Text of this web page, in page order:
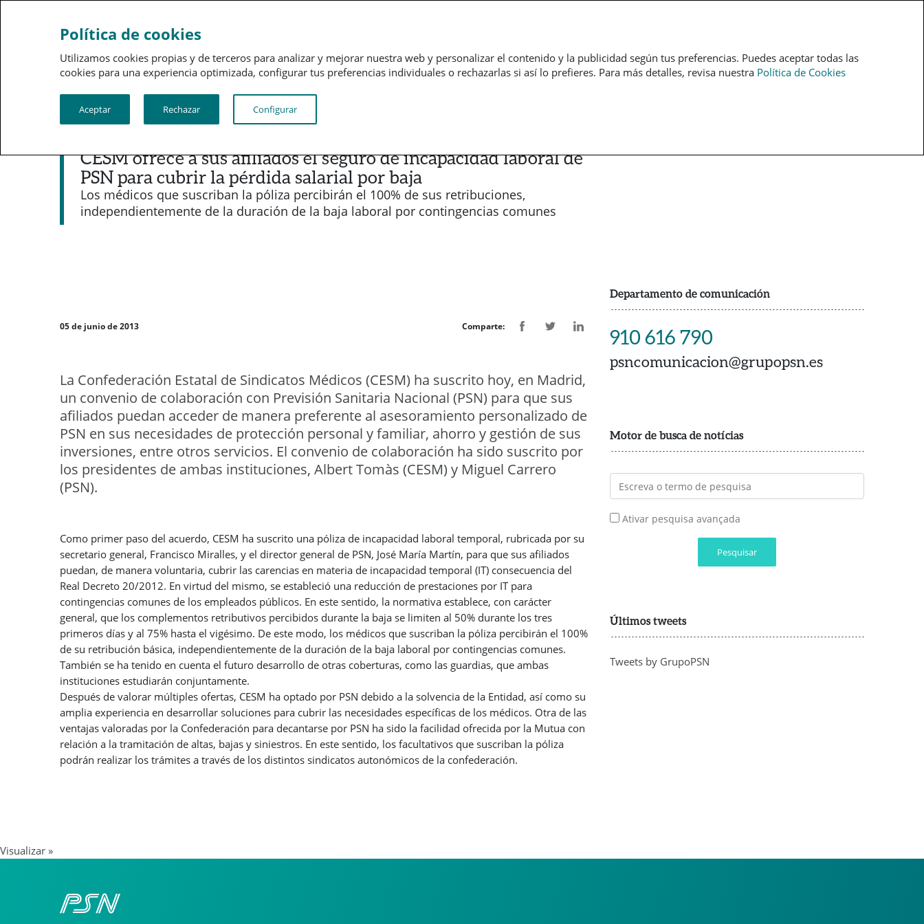
Sobre a PSN
CESM ofrece a sus afiliados el seguro de incapacidad laboral de
PSN para cubrir la pérdida salarial por baja
Los médicos que suscriban la póliza percibirán el 100% de sus retribuciones,
independientemente de la duración de la baja laboral por contingencias comunes
05 de junio de 2013 Comparte:
La Confederación Estatal de Sindicatos Médicos (CESM) ha suscrito hoy, en Madrid,
un convenio de colaboración con Previsión Sanitaria Nacional (PSN) para que sus
afiliados puedan acceder de manera preferente al asesoramiento personalizado de
PSN en sus necesidades de protección personal y familiar, ahorro y gestión de sus
inversiones, entre otros servicios. El convenio de colaboración ha sido suscrito por
los presidentes de ambas instituciones, Albert Tomàs (CESM) y Miguel Carrero
(PSN).
Como primer paso del acuerdo, CESM ha suscrito una póliza de incapacidad laboral temporal, rubricada por su
secretario general, Francisco Miralles, y el director general de PSN, José María Martín, para que sus afiliados
puedan, de manera voluntaria, cubrir las carencias en materia de incapacidad temporal (IT) consecuencia del
Real Decreto 20/2012. En virtud del mismo, se estableció una reducción de prestaciones por IT para
contingencias comunes de los empleados públicos. En este sentido, la normativa establece, con carácter
general, que los complementos retributivos percibidos durante la baja se limiten al 50% durante los tres
primeros días y al 75% hasta el vigésimo. De este modo, los médicos que suscriban la póliza percibirán el 100%
de su retribución básica, independientemente de la duración de la baja laboral por contingencias comunes.
También se ha tenido en cuenta el futuro desarrollo de otras coberturas, como las guardias, que ambas
instituciones estudiarán conjuntamente.
Después de valorar múltiples ofertas, CESM ha optado por PSN debido a la solvencia de la Entidad, así como su
amplia experiencia en desarrollar soluciones para cubrir las necesidades específicas de los médicos. Otra de las
ventajas valoradas por la Confederación para decantarse por PSN ha sido la facilidad ofrecida por la Mutua con
relación a la tramitación de altas, bajas y siniestros. En este sentido, los facultativos que suscriban la póliza
podrán realizar los trámites a través de los distintos sindicatos autonómicos de la confederación.
Departamento de comunicación
910 616 790
psncomunicacion@grupopsn.es
Motor de busca de notícias
Ativar pesquisa avançada
Pesquisar
Últimos tweets
Tweets by GrupoPSN
Visualizar »
Política de cookies
Utilizamos cookies propias y de terceros para analizar y mejorar nuestra web y personalizar el contenido y la publicidad según tus preferencias. Puedes aceptar todas las
cookies para una experiencia optimizada, configurar tus preferencias individuales o rechazarlas si así lo prefieres. Para más detalles, revisa nuestra Política de Cookies
Aceptar Rechazar Configurar